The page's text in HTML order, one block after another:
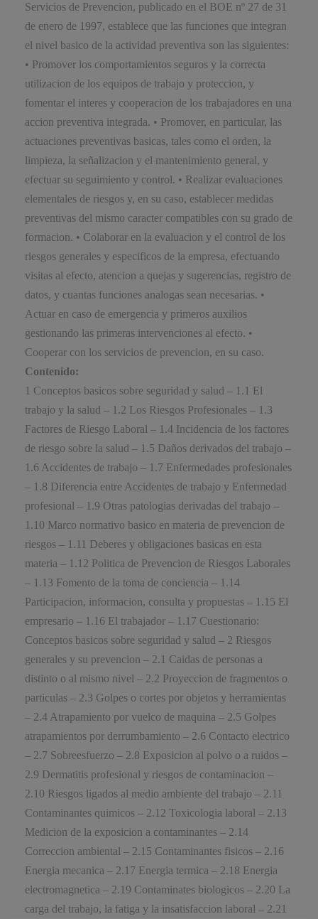
Servicios de Prevencion, publicado en el BOE nº 27 de 31
de enero de 1997, establece que las funciones que integran
el nivel basico de la actividad preventiva son las siguientes:
• Promover los comportamientos seguros y la correcta
utilizacion de los equipos de trabajo y proteccion, y
fomentar el interes y cooperacion de los trabajadores en una
accion preventiva integrada. • Promover, en particular, las
actuaciones preventivas basicas, tales como el orden, la
limpieza, la señalizacion y el mantenimiento general, y
efectuar su seguimiento y control. • Realizar evaluaciones
elementales de riesgos y, en su caso, establecer medidas
preventivas del mismo caracter compatibles con su grado de
formacion. • Colaborar en la evaluacion y el control de los
riesgos generales y especificos de la empresa, efectuando
visitas al efecto, atencion a quejas y sugerencias, registro de
datos, y cuantas funciones analogas sean necesarias. •
Actuar en caso de emergencia y primeros auxilios
gestionando las primeras intervenciones al efecto. •
Cooperar con los servicios de prevencion, en su caso.
Contenido:
1 Conceptos basicos sobre seguridad y salud – 1.1 El
trabajo y la salud – 1.2 Los Riesgos Profesionales – 1.3
Factores de Riesgo Laboral – 1.4 Incidencia de los factores
de riesgo sobre la salud – 1.5 Daños derivados del trabajo –
1.6 Accidentes de trabajo – 1.7 Enfermedades profesionales
– 1.8 Diferencia entre Accidentes de trabajo y Enfermedad
profesional – 1.9 Otras patologias derivadas del trabajo –
1.10 Marco normativo basico en materia de prevencion de
riesgos – 1.11 Deberes y obligaciones basicas en esta
materia – 1.12 Politica de Prevencion de Riesgos Laborales
– 1.13 Fomento de la toma de conciencia – 1.14
Participacion, informacion, consulta y propuestas – 1.15 El
empresario – 1.16 El trabajador – 1.17 Cuestionario:
Conceptos basicos sobre seguridad y salud – 2 Riesgos
generales y su prevencion – 2.1 Caidas de personas a
distinto o al mismo nivel – 2.2 Proyeccion de fragmentos o
particulas – 2.3 Golpes o cortes por objetos y herramientas
– 2.4 Atrapamiento por vuelco de maquina – 2.5 Golpes
atrapamientos por derrumbamiento – 2.6 Contacto electrico
– 2.7 Sobreesfuerzo – 2.8 Exposicion al polvo o a ruidos –
2.9 Dermatitis profesional y riesgos de contaminacion –
2.10 Riesgos ligados al medio ambiente del trabajo – 2.11
Contaminantes quimicos – 2.12 Toxicologia laboral – 2.13
Medicion de la exposicion a contaminantes – 2.14
Correccion ambiental – 2.15 Contaminantes fisicos – 2.16
Energia mecanica – 2.17 Energia termica – 2.18 Energia
electromagnetica – 2.19 Contaminates biologicos – 2.20 La
carga del trabajo, la fatiga y la insatisfaccion laboral – 2.21